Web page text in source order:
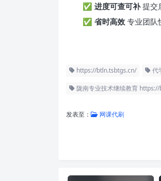
✅ 进度可查可补提交
✅ 省时高效 专业团队
https://btln.tsbtgs.cn/ 代
陇南专业技术继续教育
发表至： 网课代刷